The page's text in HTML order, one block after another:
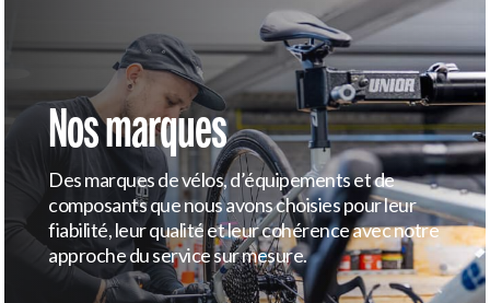
Nos marques
Des marques de vélos, d’équipements et de
composants que nous avons choisies pour leur
fiabilité, leur qualité et leur cohérence avec notre
approche du service sur mesure.